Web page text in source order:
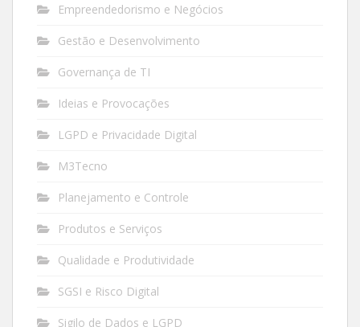
Empreendedorismo e Negócios
Gestão e Desenvolvimento
Governança de TI
Ideias e Provocações
LGPD e Privacidade Digital
M3Tecno
Planejamento e Controle
Produtos e Serviços
Qualidade e Produtividade
SGSI e Risco Digital
Sigilo de Dados e LGPD